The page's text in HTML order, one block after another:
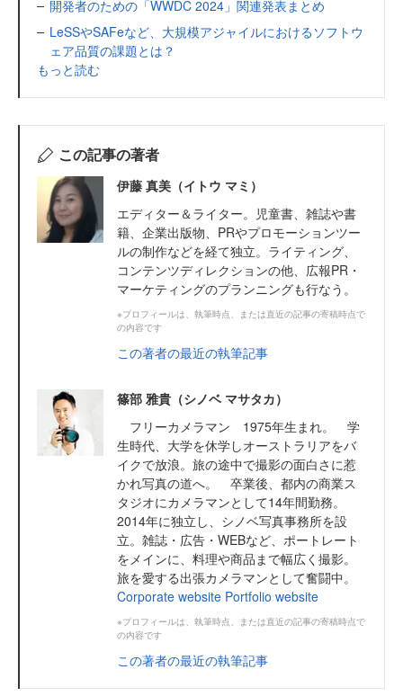
開発者のための「WWDC 2024」関連発表まとめ
LeSSやSAFeなど、大規模アジャイルにおけるソフトウ
ェア品質の課題とは？
もっと読む
この記事の著者
伊藤 真美（イトウ マミ）
エディター＆ライター。児童書、雑誌や書
籍、企業出版物、PRやプロモーションツー
ルの制作などを経て独立。ライティング、
コンテンツディレクションの他、広報PR・
マーケティングのプランニングも行なう。
※プロフィールは、執筆時点、または直近の記事の寄稿時点で
の内容です
この著者の最近の執筆記事
篠部 雅貴（シノベ マサタカ）
フリーカメラマン 1975年生まれ。 学
生時代、大学を休学しオーストラリアをバ
イクで放浪。旅の途中で撮影の面白さに惹
かれ写真の道へ。 卒業後、都内の商業ス
タジオにカメラマンとして14年間勤務。
2014年に独立し、シノベ写真事務所を設
立。雑誌・広告・WEBなど、ポートレート
をメインに、料理や商品まで幅広く撮影。
旅を愛する出張カメラマンとして奮闘中。
Corporate website Portfolio website
※プロフィールは、執筆時点、または直近の記事の寄稿時点で
の内容です
この著者の最近の執筆記事